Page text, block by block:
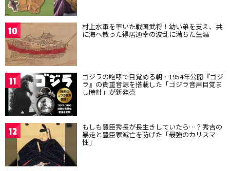
10 村上水軍を率いた戦国武将！幼い弟を支え、共
に海へ散った得居通幸の波乱に満ちた生涯
11 ゴジラの咆哮で目覚める朝…1954年公開『ゴジ
ラ』の貴重音源を搭載した「ゴジラ音声目覚ま
し時計」が新発売
12 もしも豊臣秀長が長生きしていたら…？秀吉の
暴走と豊臣家滅亡を防げた「最強のカリスマ
性」